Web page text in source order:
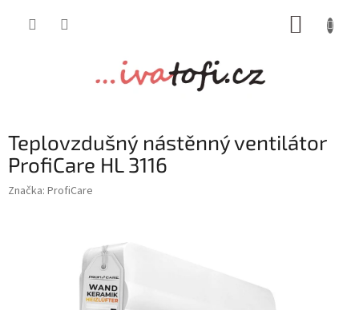
Teplovzdušný nástěnný ventilátor
ProfiCare HL 3116
Značka: ProfiCare